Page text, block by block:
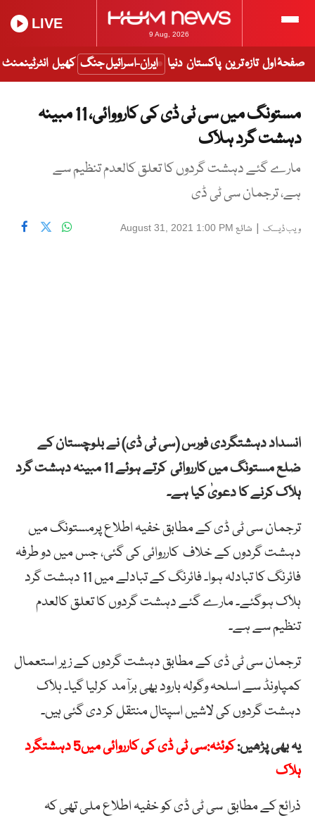
9 Aug, 2026
LIVE
صفحۂ اول تازہ ترین پاکستان دنیا ایران-اسرائیل جنگ کھیل انٹرٹینمنٹ
مستونگ میں سی ٹی ڈی کی کارووائی، 11 مبینہ
دہشت گرد ہلاک
مارے گئے دہشت گردوں کا تعلق کالعدم تنظیم سے
ہے، ترجمان سی ٹی ڈی
ویب ڈیسک | شائع August 31, 2021 1:00 PM
انسداد دہشتگردی فورس (سی ٹی ڈی) نے بلوچستان کے
ضلع مستونگ میں کارروائی کرتے ہوئے 11 مبینہ دہشت گرد
ہلاک کرنے کا دعویٰ کیا ہے۔
ترجمان سی ٹی ڈی کے مطابق خفیہ اطلاع پرمستونگ میں
دہشت گردوں کے خلاف کارروائی کی گئی، جس میں دو طرفہ
فائرنگ کا تبادلہ ہوا۔ فائرنگ کے تبادلے میں 11 دہشت گرد
ہلاک ہوگئے۔ مارے گئے دہشت گردوں کا تعلق کالعدم
تنظیم سے ہے۔
ترجمان سی ٹی ڈی کے مطابق دہشت گردوں کے زیر استعمال
کمپاونڈ سے اسلحہ وگولہ بارود بھی برآمد کرلیا گیا۔ ہلاک
دہشت گردوں کی لاشیں اسپتال منتقل کر دی گئی ہیں۔
یہ بھی پڑھیں:
کوئٹہ:سی ٹی ڈی کی کارروائی میں5 دہشتگرد
ہلاک
ذرائع کے مطابق سی ٹی ڈی کو خفیہ اطلاع ملی تھی کہ